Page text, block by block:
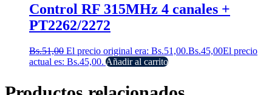
Control RF 315MHz 4 canales +
PT2262/2272
Bs.51,00 El precio original era: Bs.51,00.Bs.45,00El precio
actual es: Bs.45,00. Añadir al carrito